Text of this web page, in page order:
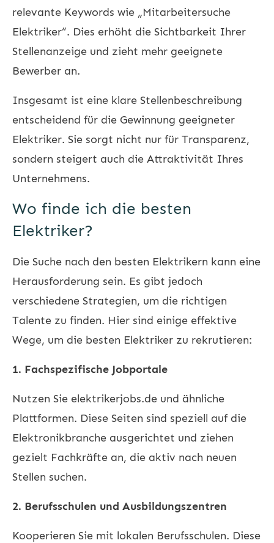
relevante Keywords wie „Mitarbeitersuche
Elektriker“. Dies erhöht die Sichtbarkeit Ihrer
Stellenanzeige und zieht mehr geeignete
Bewerber an.
Insgesamt ist eine klare Stellenbeschreibung
entscheidend für die Gewinnung geeigneter
Elektriker. Sie sorgt nicht nur für Transparenz,
sondern steigert auch die Attraktivität Ihres
Unternehmens.
Wo finde ich die besten
Elektriker?
Die Suche nach den besten Elektrikern kann eine
Herausforderung sein. Es gibt jedoch
verschiedene Strategien, um die richtigen
Talente zu finden. Hier sind einige effektive
Wege, um die besten Elektriker zu rekrutieren:
1. Fachspezifische Jobportale
Nutzen Sie elektrikerjobs.de und ähnliche
Plattformen. Diese Seiten sind speziell auf die
Elektronikbranche ausgerichtet und ziehen
gezielt Fachkräfte an, die aktiv nach neuen
Stellen suchen.
2. Berufsschulen und Ausbildungszentren
Kooperieren Sie mit lokalen Berufsschulen. Diese